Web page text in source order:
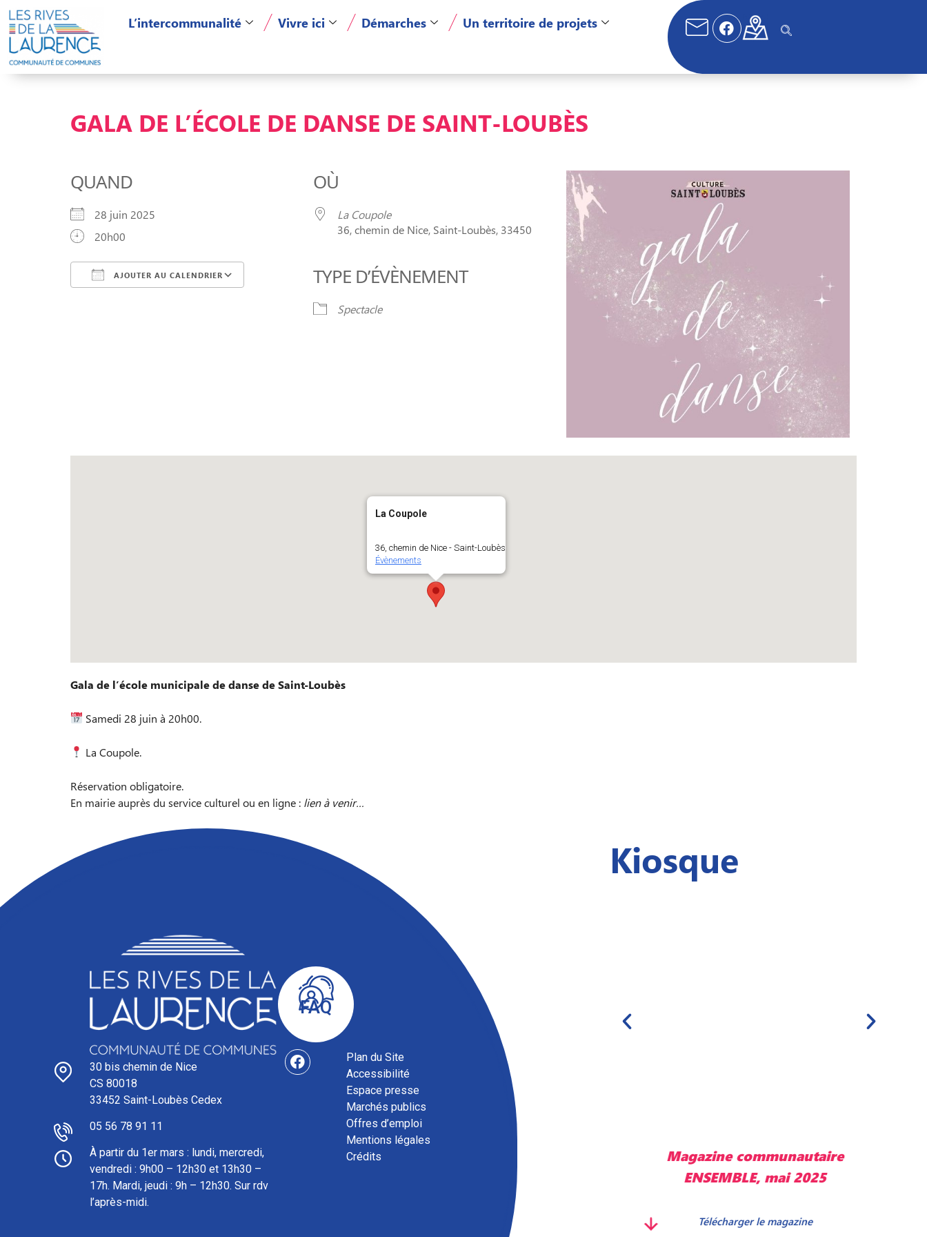
L’intercommunalité Vivre ici Démarches Un territoire de projets
GALA DE L’ÉCOLE DE DANSE DE SAINT-LOUBÈS
QUAND
28 juin 2025
20h00
AJOUTER AU CALENDRIER
Calendrier Google Office 365 Outlook Live
OÙ
La Coupole
36, chemin de Nice, Saint-Loubès, 33450
TYPE D’ÉVÈNEMENT
Spectacle
La Coupole
36, chemin de Nice - Saint-Loubès
Évènements
Gala de l’école municipale de danse de Saint-Loubès
Samedi 28 juin à 20h00.
La Coupole.
Réservation obligatoire.
En mairie auprès du service culturel ou en ligne : lien à venir…
30 bis chemin de Nice
CS 80018
33452 Saint-Loubès Cedex
05 56 78 91 11
À partir du 1er mars : l undi, mercredi,
vendredi : 9h00 – 12h30 et 13h30 –
17h. Mardi, jeudi : 9h – 12h30. Sur rdv
l’après-midi.
FAQ
Plan du Site
Accessibilité
Espace presse
Marchés publics
Offres d’emploi
Mentions légales
Crédits
Kiosque
ENSEMBLE, septembre 2025
Téléchargez le magazine
Magazine communautaire
ENSEMBLE, mai 2025
Télécharger le magazine